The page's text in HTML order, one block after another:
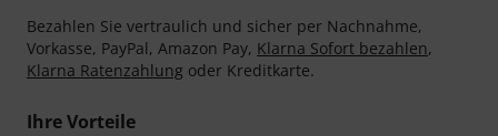
Bezahlen Sie vertraulich und sicher per Nachnahme,
Vorkasse, PayPal, Amazon Pay, Klarna Sofort bezahlen,
Klarna Ratenzahlung oder Kreditkarte.
Ihre Vorteile